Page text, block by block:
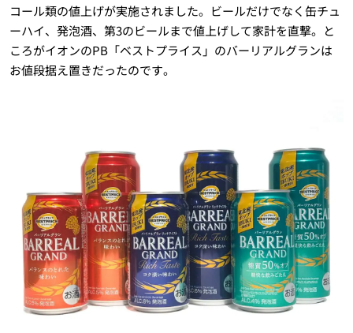
コール類の値上げが実施されました。ビールだけでなく缶チュ
ーハイ、発泡酒、第3のビールまで値上げして家計を直撃。と
ころがイオンのPB「ベストプライス」のバーリアルグランは
お値段据え置きだったのです。